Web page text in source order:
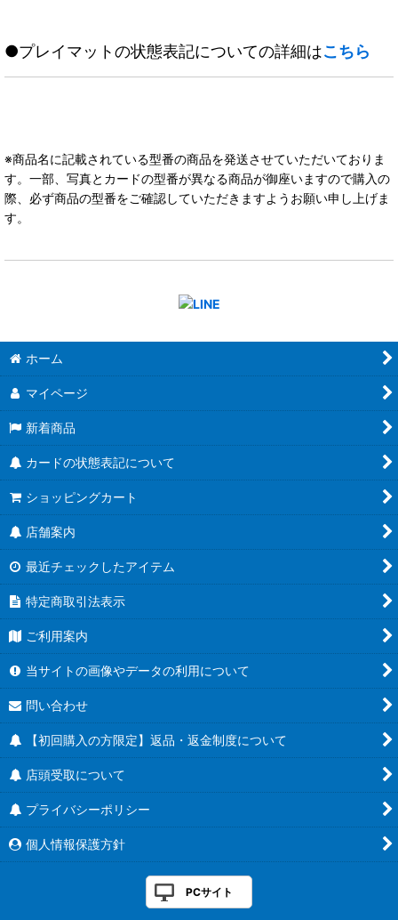
●プレイマットの状態表記についての詳細はこちら
※商品名に記載されている型番の商品を発送させていただいておりま
す。一部、写真とカードの型番が異なる商品が御座いますので購入の
際、必ず商品の型番をご確認していただきますようお願い申し上げま
す。
ホーム
マイページ
新着商品
カードの状態表記について
ショッピングカート
店舗案内
最近チェックしたアイテム
特定商取引法表示
ご利用案内
当サイトの画像やデータの利用について
問い合わせ
【初回購入の方限定】返品・返金制度について
店頭受取について
プライバシーポリシー
個人情報保護方針
PCサイト